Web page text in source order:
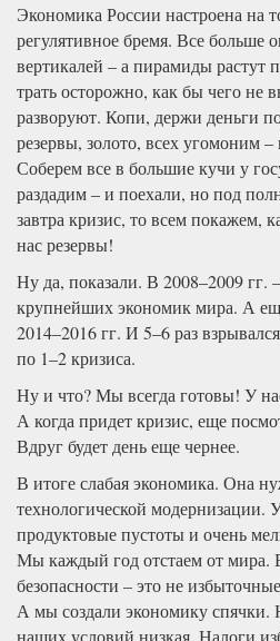
Экономика России настроена на
регулятивное бремя. Все больше
вертикалей – а пирамиды растут
трать осторожно, как бы чего не
разворуют. Копи, держи деньги
резервы, золото, всех угомоним –
Соберем все в большие кучи у
раздадим – и поехали, но под
завтра кризис, то всем покажем,
нас резервы!
Ну да, показали. В 2008–2009 гг.
крупнейших экономик мира. А
2014–2016 гг. И 5–6 раз
по 1–2 кризиса.
Ну и что? Мы всегда готовы! У
А когда придет кризис, еще
Вдруг будет день еще чернее.
В итоге слабая экономика. Она
технологической модернизации.
продуктовые пустоты и очень
Мы каждый год отстаем от мира.
безопасности – это не
А мы создали экономику спячки.
наших условий низкая. Налоги